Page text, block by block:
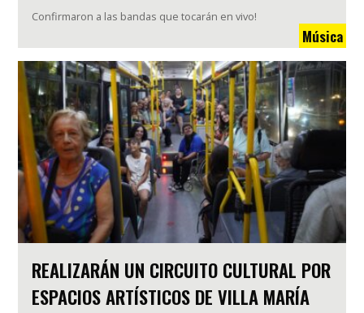
Confirmaron a las bandas que tocarán en vivo!
Música
REALIZARÁN UN CIRCUITO CULTURAL POR
ESPACIOS ARTÍSTICOS DE VILLA MARÍA